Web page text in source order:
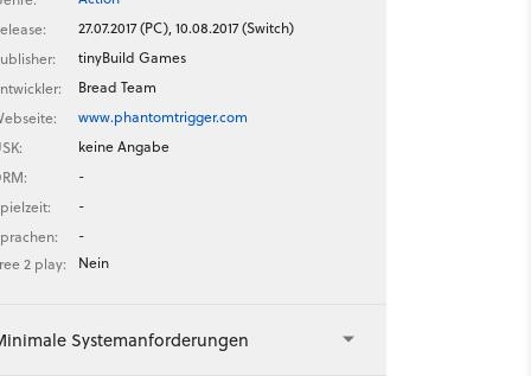
27.07.2017 (PC), 10.08.2017 (Switch)
tinyBuild Games
Bread Team
www.phantomtrigger.com
keine Angabe
-
-
-
2 play:
Nein
Systemanforderungen